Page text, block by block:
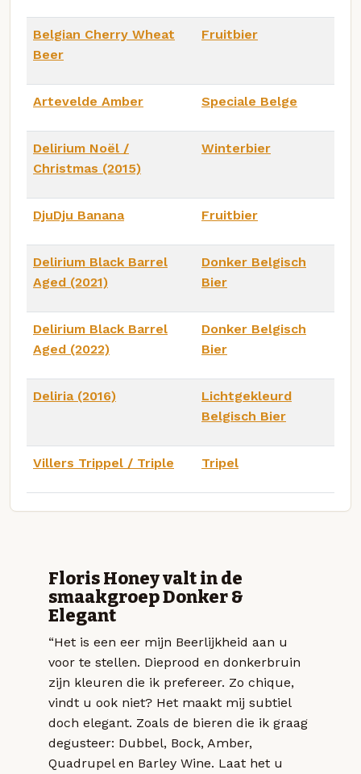
Belgian Cherry Wheat
Beer
Fruitbier
Artevelde Amber Speciale Belge
Delirium Noël /
Christmas (2015)
Winterbier
DjuDju Banana Fruitbier
Delirium Black Barrel
Aged (2021)
Donker Belgisch
Bier
Delirium Black Barrel
Aged (2022)
Donker Belgisch
Bier
Deliria (2016)
Lichtgekleurd
Belgisch Bier
Villers Trippel / Triple Tripel
Floris Honey valt in de
smaakgroep Donker &
Elegant
“Het is een eer mijn Beerlijkheid aan u
voor te stellen. Dieprood en donkerbruin
zijn kleuren die ik prefereer. Zo chique,
vindt u ook niet? Het maakt mij subtiel
doch elegant. Zoals de bieren die ik graag
degusteer: Dubbel, Bock, Amber,
Quadrupel en Barley Wine. Laat het u